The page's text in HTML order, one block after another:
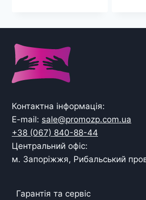
Контактна інформація:
E-mail: sale@promozp.com.ua
+38 (067) 840-88-44
Центральний офіс:
м. Запоріжжя, Рибальський
Гарантія та сервіс